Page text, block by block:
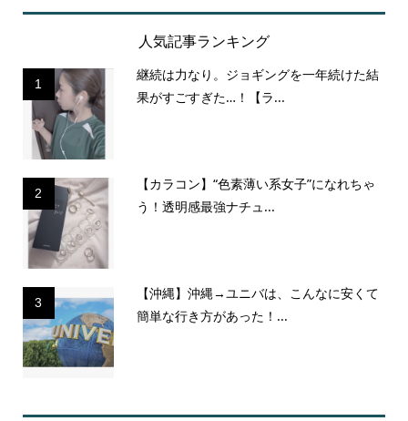
人気記事ランキング
1
継続は力なり。ジョギングを一年続けた結
果がすごすぎた…！【ラ...
2
【カラコン】“色素薄い系女子”になれちゃ
う！透明感最強ナチュ...
3
【沖縄】沖縄→ユニバは、こんなに安くて
簡単な行き方があった！...